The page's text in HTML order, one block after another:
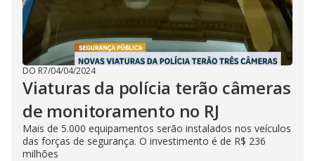
DO R7/04/04/2024
Viaturas da polícia terão câmeras
de monitoramento no RJ
Mais de 5.000 equipamentos serão instalados nos veículos
das forças de segurança. O investimento é de R$ 236
milhões